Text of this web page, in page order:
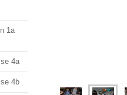
1a
4a
4b